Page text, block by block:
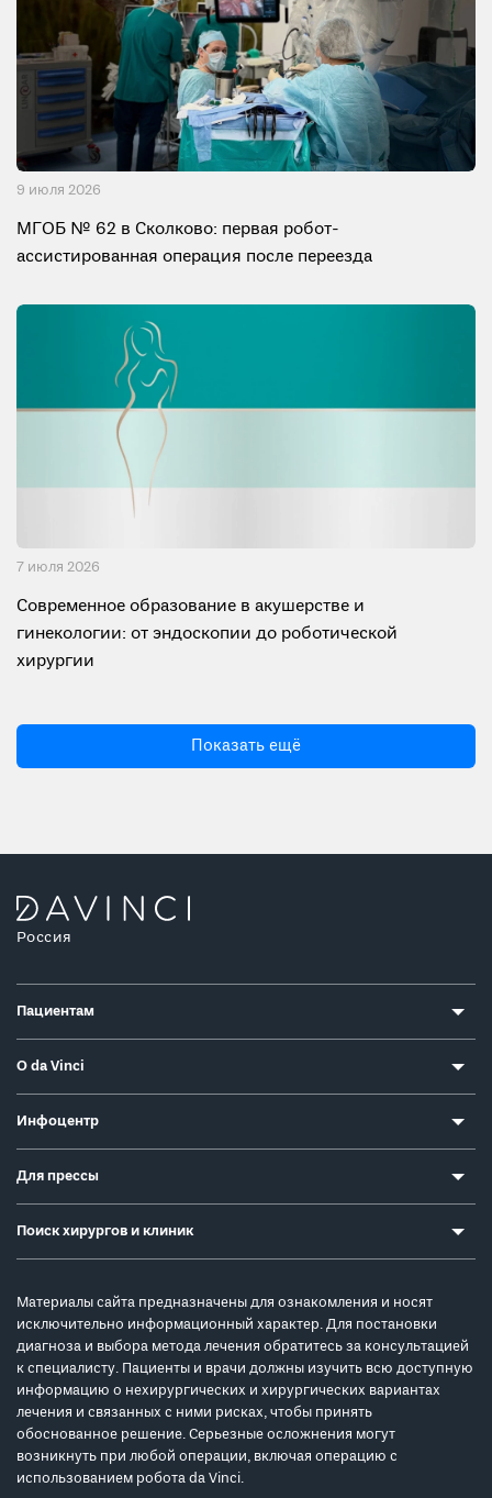
9 июля 2026
МГОБ № 62 в Сколково: первая робот-
ассистированная операция после переезда
7 июля 2026
Современное образование в акушерстве и
гинекологии: от эндоскопии до роботической
хирургии
Показать ещё
Россия
Пациентам
О da Vinci
Инфоцентр
Для прессы
Поиск хирургов и клиник
Материалы сайта предназначены для ознакомления и носят
исключительно информационный характер. Для постановки
диагноза и выбора метода лечения обратитесь за консультацией
к специалисту. Пациенты и врачи должны изучить всю доступную
информацию о нехирургических и хирургических вариантах
лечения и связанных с ними рисках, чтобы принять
обоснованное решение. Серьезные осложнения могут
возникнуть при любой операции, включая операцию с
использованием робота da Vinci.